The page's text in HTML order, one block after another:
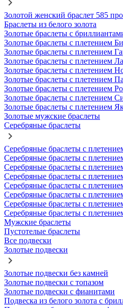
Золотой женский браслет 585
Браслеты из белого золота
Золотые браслеты с
Золотые браслеты с плетением
Золотые браслеты с плетением
Золотые браслеты с плетением
Золотые браслеты с плетением
Золотые браслеты с плетением
Золотые браслеты с плетением
Золотые браслеты с плетением
Золотые браслеты с плетением
Золотые мужские браслеты
Серебряные браслеты
Серебряные браслеты с
Серебряные браслеты с
Серебряные браслеты с
Серебряные браслеты с
Серебряные браслеты с
Серебряные браслеты с
Серебряные браслеты с
Серебряные браслеты с
Мужские браслеты
Пустотелые браслеты
Все подвески
Золотые подвески
Золотые подвески без камней
Золотые подвески с топазом
Золотые подвески с фианитами
Подвеска из белого золота с